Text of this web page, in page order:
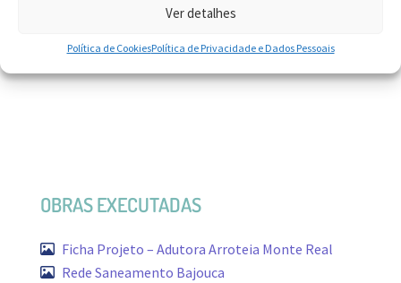
Ver detalhes
Política de CookiesPolítica de Privacidade e Dados Pessoais
INVESTIMENTO
OBRAS EXECUTADAS
Ficha Projeto – Adutora Arroteia Monte Real
Rede Saneamento Bajouca